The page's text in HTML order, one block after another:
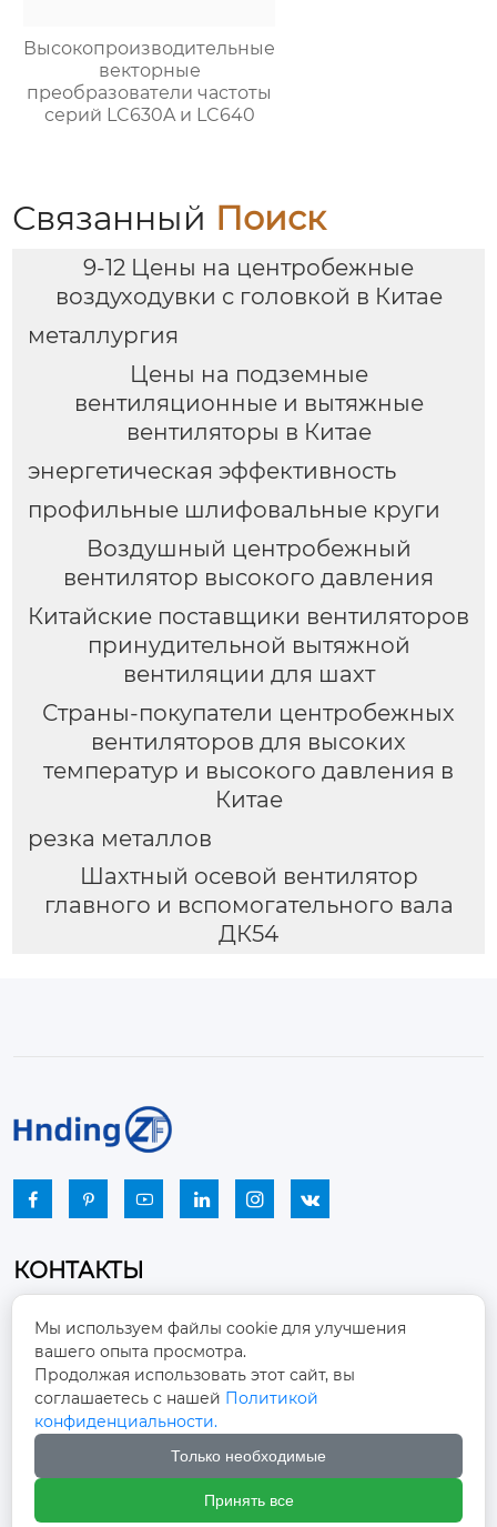
Высокопроизводительные
векторные
преобразователи частоты
серий LC630A и LC640
Связанный Поиск
9-12 Цены на центробежные
воздуходувки с головкой в Китае
металлургия
Цены на подземные
вентиляционные и вытяжные
вентиляторы в Китае
энергетическая эффективность
профильные шлифовальные круги
Воздушный центробежный
вентилятор высокого давления
Китайские поставщики вентиляторов
принудительной вытяжной
вентиляции для шахт
Страны-покупатели центробежных
вентиляторов для высоких
температур и высокого давления в
Китае
резка металлов
Шахтный осевой вентилятор
главного и вспомогательного вала
ДК54
     
КОНТАКТЫ

Промышленный парк, город Наньцзяо,
район Чжоуцунь, город Цзыбо, провинция
Шаньдун
winston-xu@hengdingfan.com
+86-13806434669
 +86 13806434669
Мы используем файлы cookie для улучшения
вашего опыта просмотра.
Продолжая использовать этот сайт, вы
соглашаетесь с нашей Политикой
конфиденциальности.
Только необходимые
Принять все